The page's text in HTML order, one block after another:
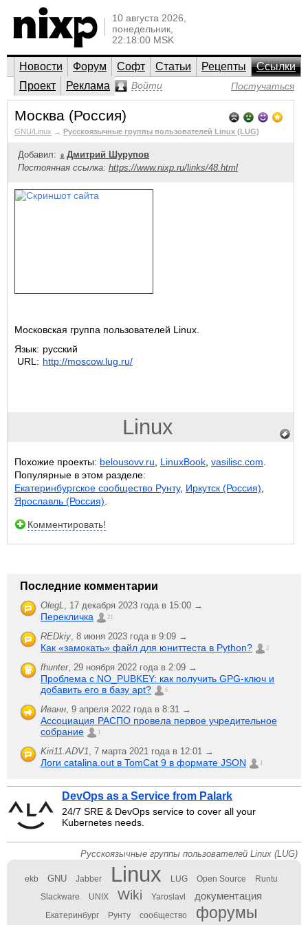
10 августа 2026,
понедельник,
22:18:00 MSK
Новости Форум Софт Статьи Рецепты
Ссылки
Проект
Реклама Войти Постучаться
Москва (Россия)
GNU/Linux → Русскоязычные группы пользователей Linux (LUG)
Добавил:
Дмитрий Шурупов
Постоянная ссылка: https://www.nixp.ru/links/48.html
Московская группа пользователей Linux.
Язык: русский
URL: http://moscow.lug.ru/
Linux
Похожие проекты: belousovv.ru LinuxBook vasilisc.com
Популярные в этом разделе:
Екатеринбургское сообщество Рунту, Иркутск (Россия)
Ярославль (Россия)
Комментировать!
Последние комментарии
OlegL, 17 декабря 2023 года в 15:00 →
Перекличка 21
REDkiy, 8 июня 2023 года в 9:09 →
Как «замокать» файл для юниттеста в Python? 2
fhunter, 29 ноября 2022 года в 2:09 →
Проблема с NO_PUBKEY: как получить GPG-ключ и
добавить его в базу apt?
6
Иванн, 9 апреля 2022 года в 8:31 →
Ассоциация РАСПО провела первое учредительное
собрание
1
Kiri11.ADV1, 7 марта 2021 года в 12:01 →
Логи catalina.out в TomCat 9 в формате JSON 1
DevOps as a Service from Palark
24/7 SRE & DevOps service to cover all your
Kubernetes needs.
Русскоязычные группы пользователей Linux (LUG)
ekb GNU Jabber Linux LUG Open Source Runtu
Slackware UNIX Wiki Yaroslavl документация
Екатеринбург Рунту сообщество форумы